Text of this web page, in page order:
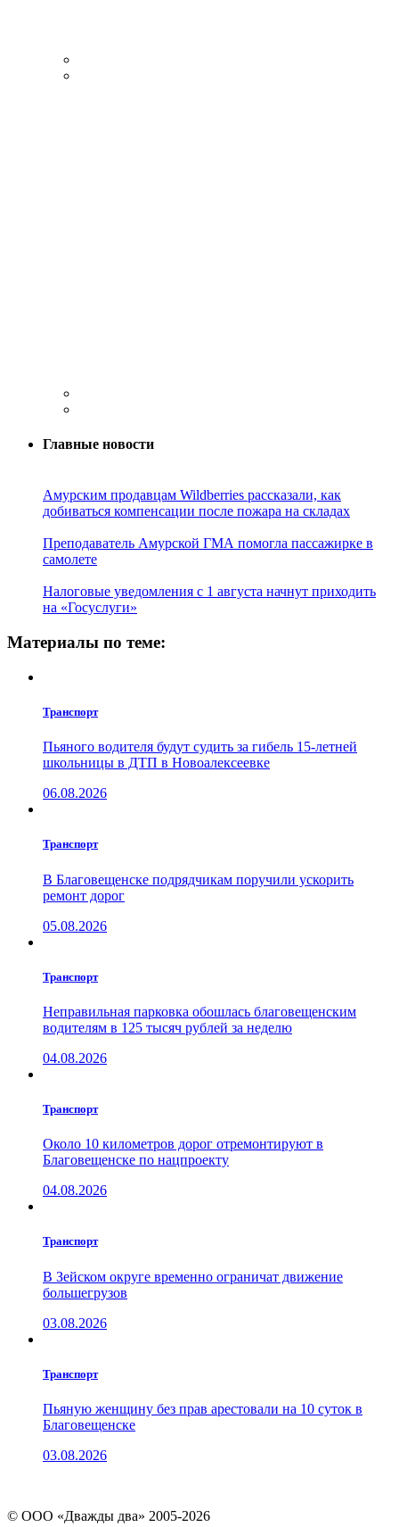
Главные новости
Амурским продавцам Wildberries рассказали, как
добиваться компенсации после пожара на складах
Преподаватель Амурской ГМА помогла пассажирке в
самолете
Налоговые уведомления с 1 августа начнут приходить
на «Госуслуги»
Материалы по теме:
Транспорт
Пьяного водителя будут судить за гибель 15-летней
школьницы в ДТП в Новоалексеевке
06.08.2026
Транспорт
В Благовещенске подрядчикам поручили ускорить
ремонт дорог
05.08.2026
Транспорт
Неправильная парковка обошлась благовещенским
водителям в 125 тысяч рублей за неделю
04.08.2026
Транспорт
Около 10 километров дорог отремонтируют в
Благовещенске по нацпроекту
04.08.2026
Транспорт
В Зейском округе временно ограничат движение
большегрузов
03.08.2026
Транспорт
Пьяную женщину без прав арестовали на 10 суток в
Благовещенске
03.08.2026
© ООО «Дважды два» 2005-2026